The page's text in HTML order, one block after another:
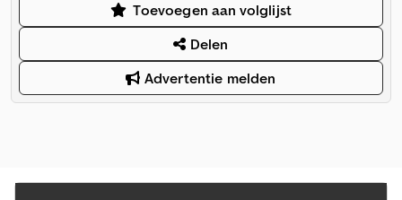
Toevoegen aan volglijst
Delen
Advertentie melden